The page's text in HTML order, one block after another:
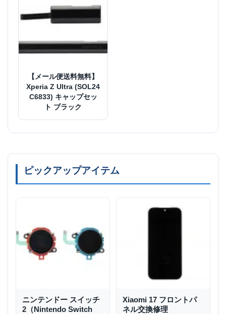
【メール便送料無料】
Xperia Z Ultra (SOL24
C6833) キャップセッ
ト ブラック
ピックアップアイテム
ニンテンドー スイッチ
2（Nintendo Switch
Xiaomi 17 フロントパ
ネル交換修理